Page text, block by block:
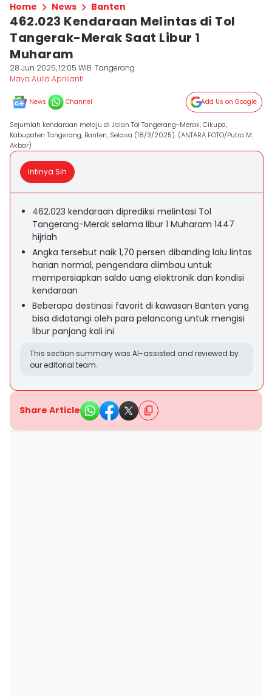
Home News Banten
462.023 Kendaraan Melintas di Tol
Tangerak-Merak Saat Libur 1
Muharam
28 Jun 2025, 12:05 WIB Tangerang
Maya Aulia Aprilianti
News Channel Add Us on Google
Sejumlah kendaraan melaju di Jalan Tol Tangerang-Merak, Cikupa,
Kabupaten Tangerang, Banten, Selasa (18/3/2025). (ANTARA FOTO/Putra M.
Akbar)
Intinya Sih
462.023 kendaraan diprediksi melintasi Tol
Tangerang-Merak selama libur 1 Muharam 1447
hijriah
Angka tersebut naik 1,70 persen dibanding lalu lintas
harian normal, pengendara diimbau untuk
mempersiapkan saldo uang elektronik dan kondisi
kendaraan
Beberapa destinasi favorit di kawasan Banten yang
bisa didatangi oleh para pelancong untuk mengisi
libur panjang kali ini
This section summary was AI-assisted and reviewed by
our editorial team.
Share Article